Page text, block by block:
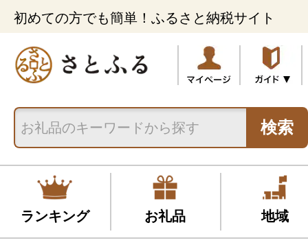
初めての方でも簡単！ふるさと納税サイト
検索
ランキング お礼品 地域